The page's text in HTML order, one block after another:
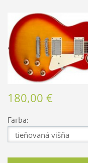
180,00 €
Farba: